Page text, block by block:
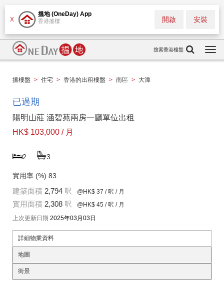
X
搵地 (OneDay) App
香港搵樓 安裝
開啟
搜索香港樓盤
搵樓盤 > 住宅 > 香港的出租樓盤 > 南區 > 大潭
已過期
陽明山莊 涵碧苑兩房一廳單位出租
HK$ 103,000 / 月
2 3
實用率 (%) 83
建築面積 2,794 呎 @HK$ 37 / 呎 / 月
實用面積 2,308 呎 @HK$ 45 / 呎 / 月
上次更新日期 2025年03月03日
詳細物業資料
地圖
街景